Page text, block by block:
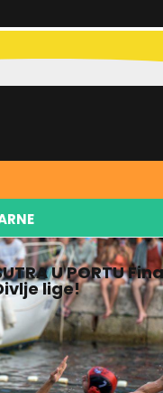
U PORTU
lige!